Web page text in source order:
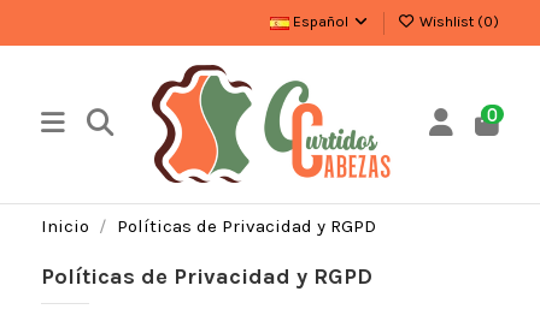
Español Wishlist (0)
0
Inicio Políticas de Privacidad y RGPD
Políticas de Privacidad y RGPD